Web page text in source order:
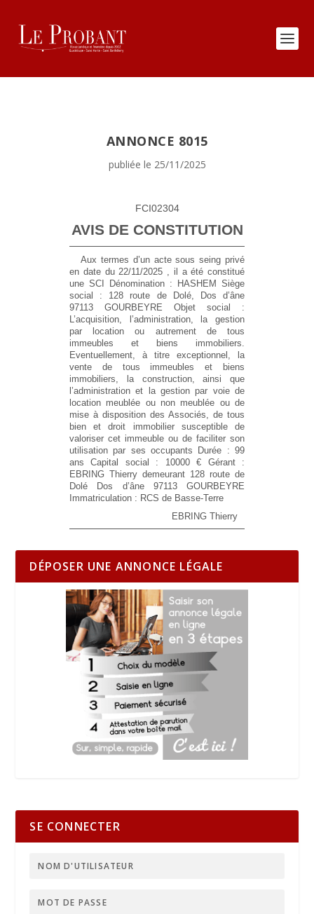
ANNONCE 8015
publiée le 25/11/2025
FCI02304
AVIS DE CONSTITUTION
Aux termes d’un acte sous seing privé
en date du 22/11/2025 , il a été constitué
une SCI
Dénomination : HASHEM Siège
social : 128 route de Dolé, Dos d’âne
97113 GOURBEYRE Objet social :
L’acquisition, l’administration, la gestion
par location ou autrement de tous
immeubles et biens immobiliers.
Eventuellement, à titre exceptionnel, la
vente de tous immeubles et biens
immobiliers, la construction, ainsi que
l’administration et la gestion par voie de
location meublée ou non meublée ou de
mise à disposition des Associés, de tous
bien et droit immobilier susceptible de
valoriser cet immeuble ou de faciliter son
utilisation par ses occupants Durée : 99
ans Capital social : 10000 € Gérant :
EBRING Thierry demeurant 128 route de
Dolé Dos d’âne 97113 GOURBEYRE
Immatriculation : RCS de Basse-Terre
EBRING Thierry
DÉPOSER UNE ANNONCE LÉGALE
SE CONNECTER